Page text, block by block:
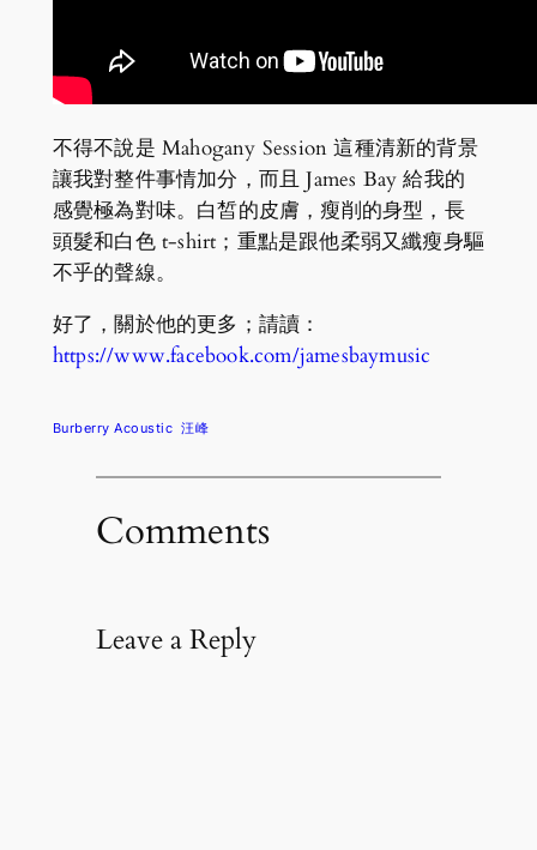
不得不說是 Mahogany Session 這種清新的背景
讓我對整件事情加分，而且 James Bay 給我的
感覺極為對味。白皙的皮膚，瘦削的身型，長
頭髮和白色 t-shirt；重點是跟他柔弱又纖瘦身驅
不乎的聲線。
好了，關於他的更多；請讀：
https://www.facebook.com/jamesbaymusic
Burberry Acoustic 汪峰
Comments
Leave a Reply